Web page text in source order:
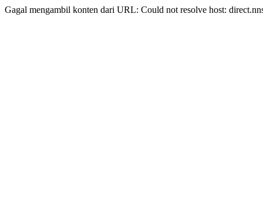
Gagal mengambil konten dari URL: Could not resolve host: